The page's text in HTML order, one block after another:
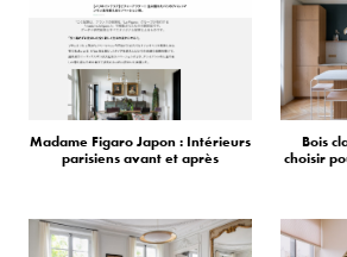
Madame Figaro Japon : Intérieurs
parisiens avant et après
Bois
choisir